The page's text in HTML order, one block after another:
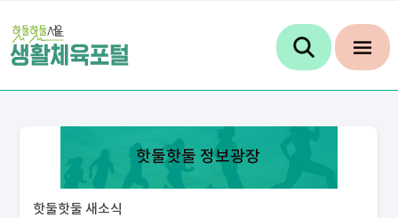
핫둘핫둘 정보광장
핫둘핫둘 새소식